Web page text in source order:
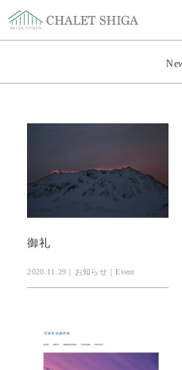
御礼
2020.11.29｜お知らせ｜Event
Room 客室
Facility 館内
FAQ ご質問